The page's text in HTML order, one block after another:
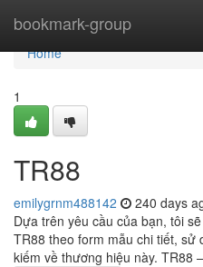
bookmark-group
Home
Home
1
TR88
emilygrnm488142 240 days
Dựa trên yêu cầu của bạn, tôi
TR88 theo form mẫu chi tiết,
kiếm về thương hiệu này. TR88